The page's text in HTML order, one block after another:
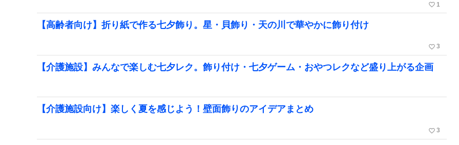
favorite_border 1
【高齢者向け】折り紙で作る七夕飾り。星・貝飾り・天の川で華やかに飾り付け
favorite_border 3
【介護施設】みんなで楽しむ七夕レク。飾り付け・七夕ゲーム・おやつレクなど盛り上がる企画
【介護施設向け】楽しく夏を感じよう！壁面飾りのアイデアまとめ
favorite_border 3